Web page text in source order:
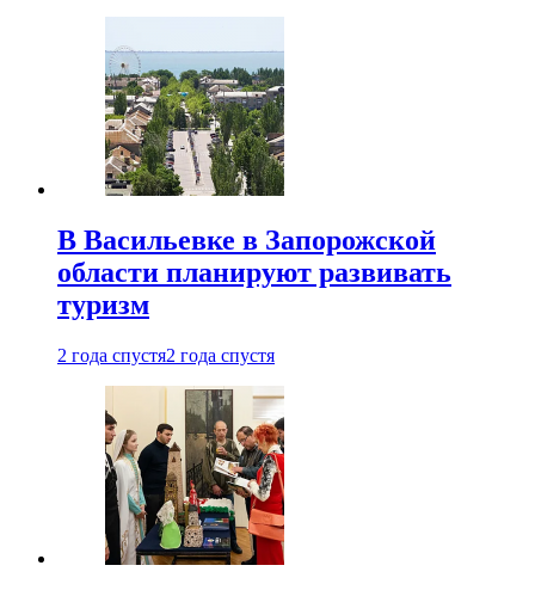
В Васильевке в Запорожской
области планируют развивать
туризм
2 года спустя2 года спустя